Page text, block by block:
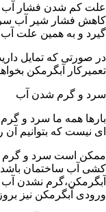
علت کم شدن فشار آب
کاهش فشار شیر آب
گیرد و به همین علت
در صورتی که تمایل
تعمیرکار آبگرمکن
سرد و گرم شدن آب
بارها همه ما سرد و
ای نیست که بتوانیم آن
ممکن است سرد و گرم
کشی آب ساختمان
آبگرمکن،گرم نشدن
ورودی آبگرمکن نیز